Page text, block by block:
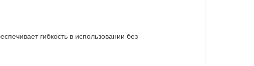
гибкость в использовании без